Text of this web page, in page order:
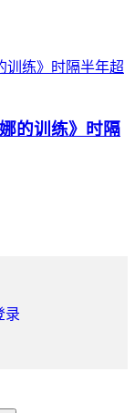
的训练》时隔
录